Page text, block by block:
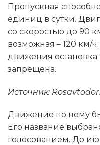
Пропускная
единиц в сутки.
со скоростью до 90
возможная – 120 км/
движения остановка
запрещена.
Источник:
Движение по нему
Его название
голосованием. До